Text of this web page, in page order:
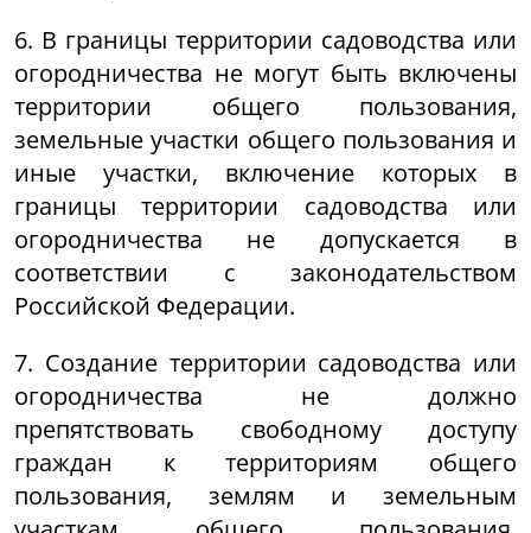
6. В границы территории садоводства или
огородничества не могут быть включены
территории общего пользования,
земельные участки общего пользования и
иные участки, включение которых в
границы территории садоводства или
огородничества не допускается в
соответствии с законодательством
Российской Федерации.
7. Создание территории садоводства или
огородничества не должно
препятствовать свободному доступу
граждан к территориям общего
пользования, землям и земельным